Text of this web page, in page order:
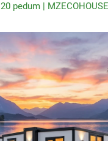
20 pedum | MZECOHOUSE